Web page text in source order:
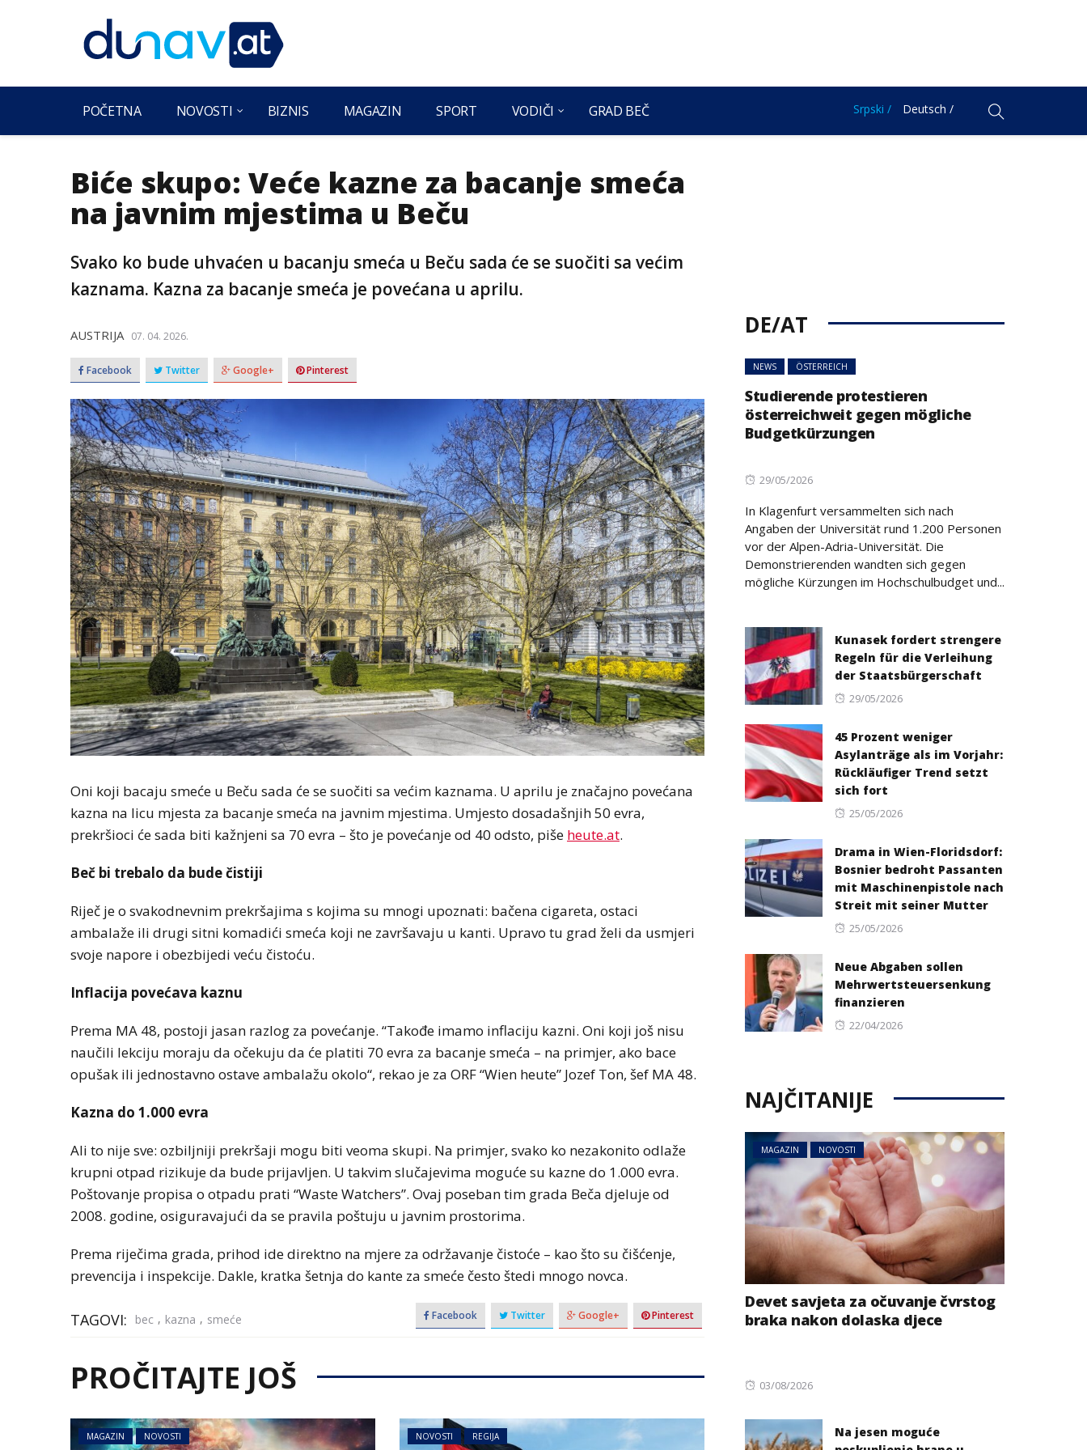
POČETNA NOVOSTI BIZNIS MAGAZIN SPORT VODIČI GRAD BEČ Srpski / Deutsch /
Biće skupo: Veće kazne za bacanje smeća
na javnim mjestima u Beču
Svako ko bude uhvaćen u bacanju smeća u Beču sada će se suočiti sa većim
kaznama. Kazna za bacanje smeća je povećana u aprilu.
AUSTRIJA 07. 04. 2026.
Facebook Twitter Google+ Pinterest
Oni koji bacaju smeće u Beču sada će se suočiti sa većim kaznama. U aprilu je značajno povećana
kazna na licu mjesta za bacanje smeća na javnim mjestima. Umjesto dosadašnjih 50 evra,
prekršioci će sada biti kažnjeni sa 70 evra – što je povećanje od 40 odsto, piše heute.at.
Beč bi trebalo da bude čistiji
Riječ je o svakodnevnim prekršajima s kojima su mnogi upoznati: bačena cigareta, ostaci
ambalaže ili drugi sitni komadići smeća koji ne završavaju u kanti. Upravo tu grad želi da usmjeri
svoje napore i obezbijedi veću čistoću.
Inflacija povećava kaznu
Prema MA 48, postoji jasan razlog za povećanje. “Takođe imamo inflaciju kazni. Oni koji još nisu
naučili lekciju moraju da očekuju da će platiti 70 evra za bacanje smeća – na primjer, ako bace
opušak ili jednostavno ostave ambalažu okolo“, rekao je za ORF “Wien heute” Jozef Ton, šef MA 48.
Kazna do 1.000 evra
Ali to nije sve: ozbiljniji prekršaji mogu biti veoma skupi. Na primjer, svako ko nezakonito odlaže
krupni otpad rizikuje da bude prijavljen. U takvim slučajevima moguće su kazne do 1.000 evra.
Poštovanje propisa o otpadu prati “Waste Watchers”. Ovaj poseban tim grada Beča djeluje od
2008. godine, osiguravajući da se pravila poštuju u javnim prostorima.
Prema riječima grada, prihod ide direktno na mjere za održavanje čistoće – kao što su čišćenje,
prevencija i inspekcije. Dakle, kratka šetnja do kante za smeće često štedi mnogo novca.
TAGOVI: bec , kazna , smeće Facebook Twitter Google+ Pinterest
PROČITAJTE JOŠ
MAGAZIN NOVOSTI NOVOSTI REGIJA
DE/AT
NEWS ÖSTERREICH
Studierende protestieren
österreichweit gegen mögliche
Budgetkürzungen
Posted
29/05/2026
In Klagenfurt versammelten sich nach
Angaben der Universität rund 1.200 Personen
vor der Alpen-Adria-Universität. Die
Demonstrierenden wandten sich gegen
mögliche Kürzungen im Hochschulbudget und...
Kunasek fordert strengere
Regeln für die Verleihung
der Staatsbürgerschaft
Posted
29/05/2026
45 Prozent weniger
Asylanträge als im Vorjahr:
Rückläufiger Trend setzt
sich fort
Posted
25/05/2026
Drama in Wien-Floridsdorf:
Bosnier bedroht Passanten
mit Maschinenpistole nach
Streit mit seiner Mutter
Posted
25/05/2026
Neue Abgaben sollen
Mehrwertsteuersenkung
finanzieren
Posted
22/04/2026
NAJČITANIJE
MAGAZIN NOVOSTI
Devet savjeta za očuvanje čvrstog
braka nakon dolaska djece
Posted
03/08/2026
Na jesen moguće